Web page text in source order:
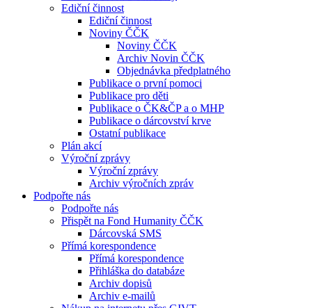
Ediční činnost
Ediční činnost
Noviny ČČK
Noviny ČČK
Archiv Novin ČČK
Objednávka předplatného
Publikace o první pomoci
Publikace pro děti
Publikace o ČK&ČP a o MHP
Publikace o dárcovství krve
Ostatní publikace
Plán akcí
Výroční zprávy
Výroční zprávy
Archiv výročních zpráv
Podpořte nás
Podpořte nás
Přispět na Fond Humanity ČČK
Dárcovská SMS
Přímá korespondence
Přímá korespondence
Přihláška do databáze
Archiv dopisů
Archiv e-mailů